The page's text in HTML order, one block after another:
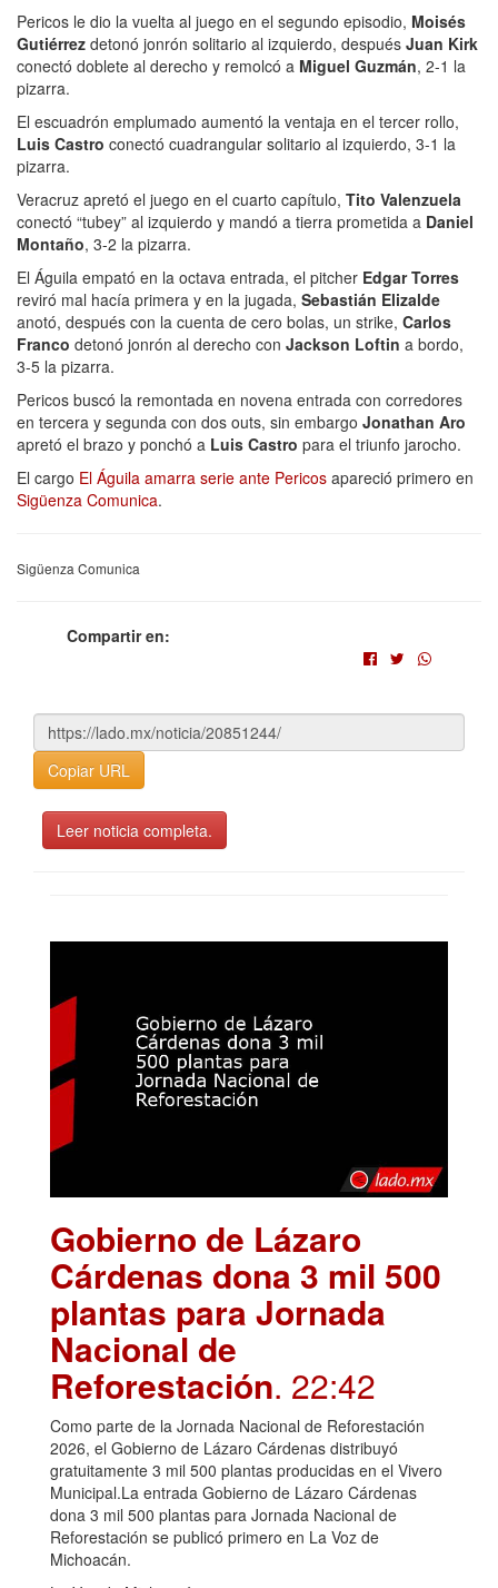
Pericos le dio la vuelta al juego en el segundo episodio, Moisés
Gutiérrez detonó jonrón solitario al izquierdo, después Juan Kirk
conectó doblete al derecho y remolcó a Miguel Guzmán, 2-1 la
pizarra.
El escuadrón emplumado aumentó la ventaja en el tercer rollo,
Luis Castro conectó cuadrangular solitario al izquierdo, 3-1 la
pizarra.
Veracruz apretó el juego en el cuarto capítulo, Tito Valenzuela
conectó “tubey” al izquierdo y mandó a tierra prometida a Daniel
Montaño, 3-2 la pizarra.
El Águila empató en la octava entrada, el pitcher Edgar Torres
reviró mal hacía primera y en la jugada, Sebastián Elizalde
anotó, después con la cuenta de cero bolas, un strike, Carlos
Franco detonó jonrón al derecho con Jackson Loftin a bordo,
3-5 la pizarra.
Pericos buscó la remontada en novena entrada con corredores
en tercera y segunda con dos outs, sin embargo Jonathan Aro
apretó el brazo y ponchó a Luis Castro para el triunfo jarocho.
El cargo El Águila amarra serie ante Pericos apareció primero en
Sigüenza Comunica.
Sigüenza Comunica
Compartir en:
Copiar URL
Leer noticia completa.
Gobierno de Lázaro
Cárdenas dona 3 mil 500
plantas para Jornada
Nacional de
Reforestación. 22:42
Como parte de la Jornada Nacional de Reforestación
2026, el Gobierno de Lázaro Cárdenas distribuyó
gratuitamente 3 mil 500 plantas producidas en el Vivero
Municipal.La entrada Gobierno de Lázaro Cárdenas
dona 3 mil 500 plantas para Jornada Nacional de
Reforestación se publicó primero en La Voz de
Michoacán.